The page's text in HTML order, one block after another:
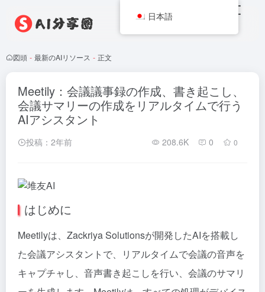
図頭 - 最新のAIリソース - 正文
Meetily：会議議事録の作成、書き起こし、
会議サマリーの作成をリアルタイムで行う
AIアシスタント
投稿：2年前 208.6K 0 0
はじめに
Meetilyは、Zackriya Solutionsが開発したAIを搭載し
た会議アシスタントで、リアルタイムで会議の音声を
キャプチャし、音声書き起こしを行い、会議のサマリ
日本語